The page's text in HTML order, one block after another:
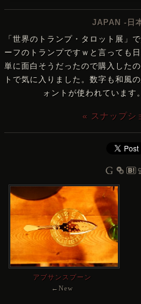
JAPAN -日
「世界のトランプ・タロット展」
ーフのトランプですｗと言っても
単に面白そうだったので購入した
トで気に入りました。数字も和風
ォントが使われています
« スナップシ
アブサンスプーン
←New